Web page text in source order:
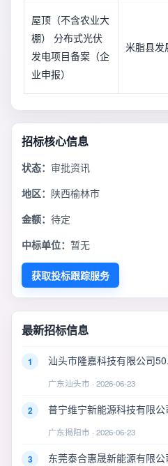
屋顶（不含农业大
棚） 分布式光伏
发电项目备案（企
业申报）
米脂县发
招标核心信息
状态： 审批资讯
地区： 陕西榆林市
金额： 待定
中标单位： 暂无
获取投标跟踪服务
最新招标信息
1 汕头市隆嘉科技有限公司
广东汕头市 · 2026-06-23
2 普宁维宁新能源科技有限
广东揭阳市 · 2026-06-23
3 东莞泰合惠晟新能源有限